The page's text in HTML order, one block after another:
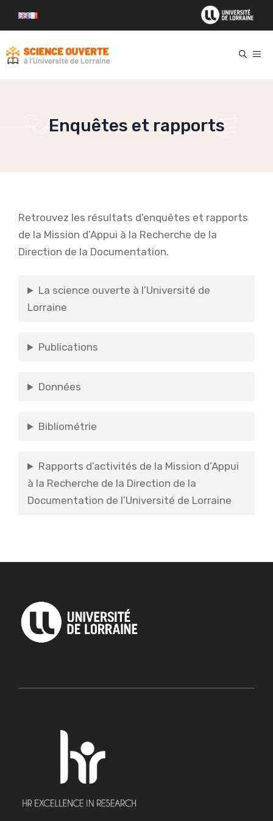
Enquêtes et rapports
Retrouvez les résultats d’enquêtes et rapports
de la Mission d’Appui à la Recherche de la
Direction de la Documentation.
La science ouverte à l’Université de
Lorraine
Publications
Données
Bibliométrie
Rapports d’activités de la Mission d’Appui
à la Recherche de la Direction de la
Documentation de l’Université de Lorraine